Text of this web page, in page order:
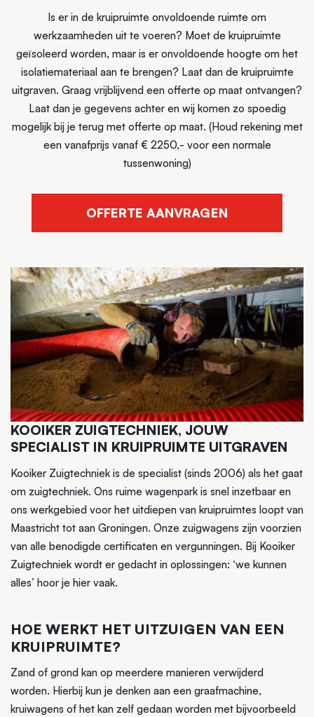
Is er in de kruipruimte onvoldoende ruimte om
werkzaamheden uit te voeren? Moet de kruipruimte
geïsoleerd worden, maar is er onvoldoende hoogte om het
isolatiemateriaal aan te brengen? Laat dan de kruipruimte
uitgraven. Graag vrijblijvend een offerte op maat ontvangen?
Laat dan je gegevens achter en wij komen zo spoedig
mogelijk bij je terug met offerte op maat. (Houd rekening met
een vanafprijs vanaf € 2250,- voor een normale
tussenwoning)
OFFERTE AANVRAGEN
KOOIKER ZUIGTECHNIEK, JOUW
SPECIALIST IN KRUIPRUIMTE UITGRAVEN
Kooiker Zuigtechniek is de specialist (sinds 2006) als het gaat
om zuigtechniek. Ons ruime wagenpark is snel inzetbaar en
ons werkgebied voor het uitdiepen van kruipruimtes loopt van
Maastricht tot aan Groningen. Onze zuigwagens zijn voorzien
van alle benodigde certificaten en vergunningen. Bij Kooiker
Zuigtechniek wordt er gedacht in oplossingen: ‘we kunnen
alles’ hoor je hier vaak.
HOE WERKT HET UITZUIGEN VAN EEN
KRUIPRUIMTE?
Zand of grond kan op meerdere manieren verwijderd
worden. Hierbij kun je denken aan een graafmachine,
kruiwagens of het kan zelf gedaan worden met bijvoorbeeld